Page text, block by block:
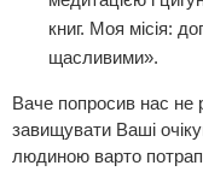
книг. Моя місія:
щасливими».
Ваче попросив нас не
завищувати Ваші
людиною варто